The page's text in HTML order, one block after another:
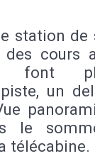
station de
cours
font
un
le
télécabine.